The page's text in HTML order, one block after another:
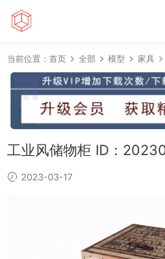
当前位置： 首页 全部 模型 家具
工业风储物柜 ID：
2023-03-17